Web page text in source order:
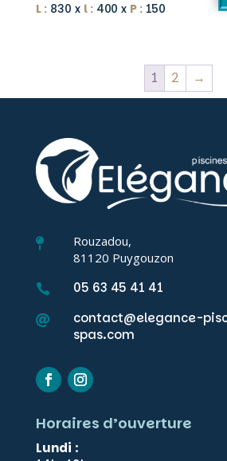
L :830 x l :400 x P :150
1 2 →

Rouzadou,
81120 Puygouzon
 05 63 45 41 41

contact@elegance-
spas.com
Horaires d’ouverture
Lundi :